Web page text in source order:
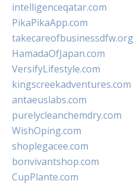
intelligenceqatar.com
PikaPikaApp.com
takecareofbusinessdfw.org
HamadaOfJapan.com
VersifyLifestyle.com
kingscreekadventures.com
antaeuslabs.com
purelycleanchemdry.com
WishOping.com
shoplegacee.com
bonvivantshop.com
CupPlante.com